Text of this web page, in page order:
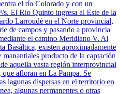
el río Colorado y con un
s. El Rio Quinto ingresa al Este de la
Larroudé en el Norte provincial,
de campos y pasando a provincia
el camino Meridiano V. Al
Basáltica, existen aproximadamente
manantiales producto de la captación
aquella vasta región interprovincial
afloran en La Pampa. Se
lagunas dispersas en el territorio en
algunas permanentes o otras